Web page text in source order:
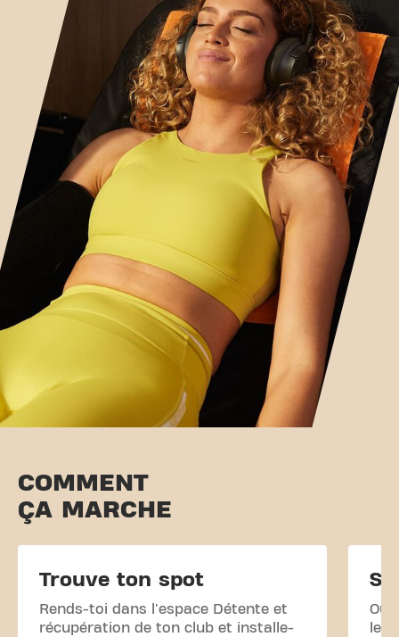
COMMENT
ÇA MARCHE
Trouve ton spot
Rends-toi dans l'espace Détente et
récupération de ton club et installe-
le